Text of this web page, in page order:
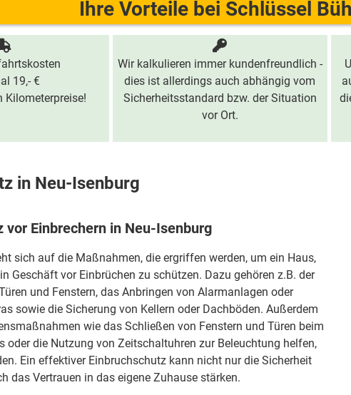
Ihre Vorteile bei Schlüssel
19,- €
Kilometerpreise!
Wir kalkulieren immer kundenfreundlich -
dies ist allerdings auch abhängig vom
Sicherheitsstandard bzw. der Situation
vor Ort.
in Neu-Isenburg
vor Einbrechern in Neu-Isenburg
sich auf die Maßnahmen, die ergriffen werden, um ein Haus,
Geschäft vor Einbrüchen zu schützen. Dazu gehören z.B. der
und Fenstern, das Anbringen von Alarmanlagen oder
sowie die Sicherung von Kellern oder Dachböden. Außerdem
wie das Schließen von Fenstern und Türen beim
oder die Nutzung von Zeitschaltuhren zur Beleuchtung helfen,
Ein effektiver Einbruchschutz kann nicht nur die Sicherheit
das Vertrauen in das eigene Zuhause stärken.